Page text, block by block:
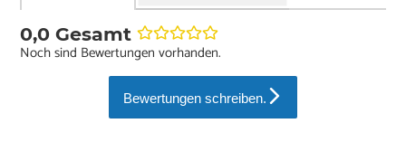
0,0 Gesamt
Noch sind Bewertungen vorhanden.
Bewertungen schreiben.